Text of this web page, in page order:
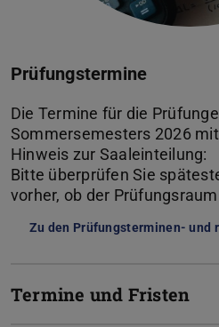
Prüfungstermine
Die Termine für die
Sommersemesters 2026
Hinweis zur Saaleinteilung:
Bitte überprüfen Sie
vorher, ob der
Zu den Prüfungsterminen- und
Termine und Fristen